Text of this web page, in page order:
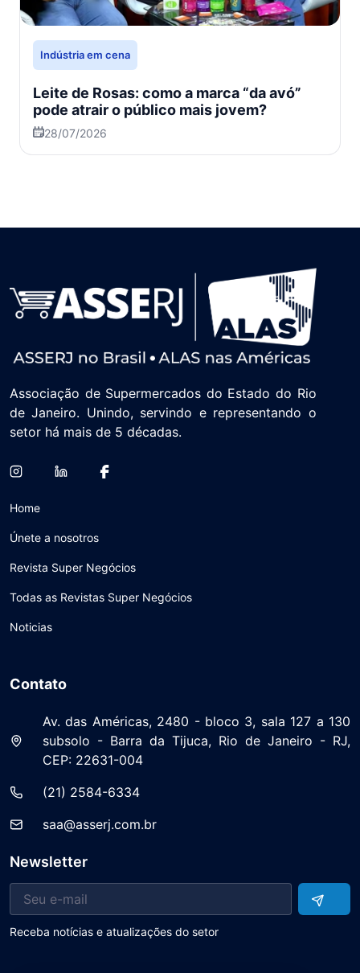
Indústria em cena
Leite de Rosas: como a marca “da avó”
pode atrair o público mais jovem?
28/07/2026
Associação de Supermercados do Estado do Rio
de Janeiro. Unindo, servindo e representando o
setor há mais de 5 décadas.
Home
Únete a nosotros
Revista Super Negócios
Todas as Revistas Super Negócios
Noticias
Contato
Av. das Américas, 2480 - bloco 3, sala 127 a 130
subsolo - Barra da Tijuca, Rio de Janeiro - RJ,
CEP: 22631-004
(21) 2584-6334
saa@asserj.com.br
Newsletter
Receba notícias e atualizações do setor